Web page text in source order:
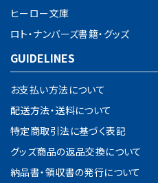
ヒーロー文庫
ロト・ナンバーズ書籍・グッズ
GUIDELINES
お支払い方法について
配送方法・送料について
特定商取引法に基づく表記
グッズ商品の返品交換について
納品書・領収書の発行について